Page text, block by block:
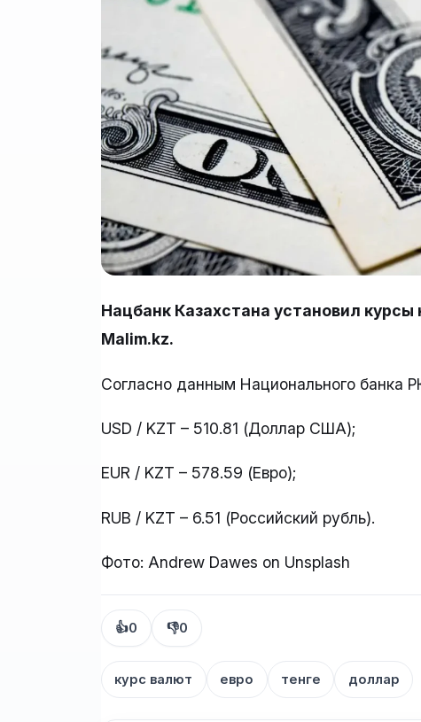
Нацбанк Казахстана установил
Malim.kz.
Согласно данным Национального банка
USD / KZT – 510.81 (Доллар США);
EUR / KZT – 578.59 (Евро);
RUB / KZT – 6.51 (Российский рубль).
Фото: Andrew Dawes on Unsplash
👍0 👎0
курс валют евро тенге доллар